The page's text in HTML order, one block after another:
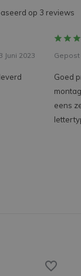
op 3 reviews
Juni 2023
Goed
eens